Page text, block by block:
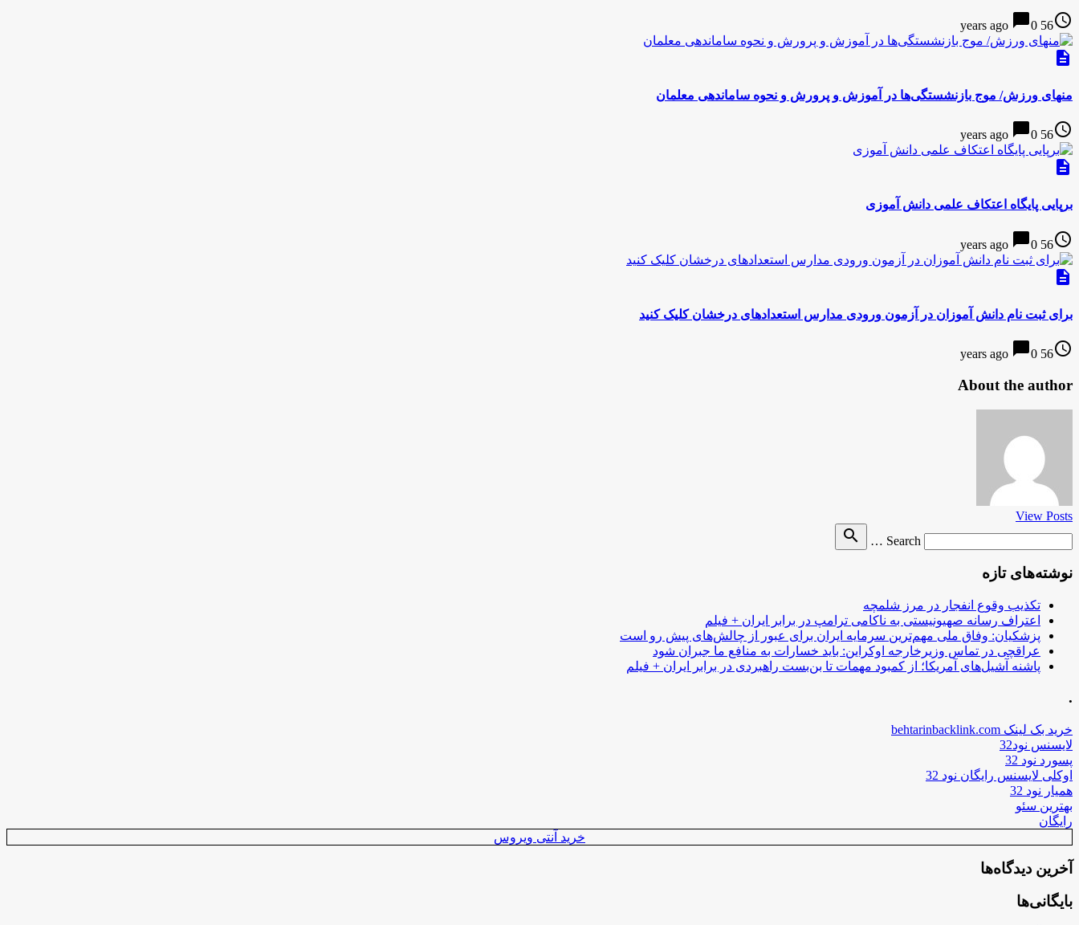
access_time
56 years ago
chat_bubble0
description
منهای ورزش/ موج بازنشستگی‌ها در آموزش و پرورش و نحوه ساماندهی معلمان
access_time
56 years ago
chat_bubble0
description
برپایی پایگاه اعتکاف علمی دانش آموزی
access_time
56 years ago
chat_bubble0
description
برای ثبت نام دانش آموزان در آزمون ورودی مدارس استعدادهای درخشان کلیک کنید
access_time
56 years ago
chat_bubble0
About the author
View Posts
Search …
search
نوشته‌های تازه
تکذیب وقوع انفجار در مرز شلمچه
اعتراف رسانه صهیونیستی به ناکامی ترامپ در برابر ایران + فیلم
پزشکیان: وفاق ملی مهم‌ترین سرمایه ایران برای عبور از چالش‌های پیش رو است
عراقچی در تماس وزیرخارجه اوکراین: باید خسارات به منافع ما جبران شود
پاشنه آشیل‌های آمریکا؛ از کمبود مهمات تا بن‌بست راهبردی در برابر ایران + فیلم
.
خرید بک لینک behtarinbacklink.com
لایسنس نود32
پسورد نود 32
اوکلی لایسنس رایگان نود 32
همیار نود 32
بهترین سئو
رایگان
خرید آنتی ویروس
آخرین دیدگاه‌ها
بایگانی‌ها